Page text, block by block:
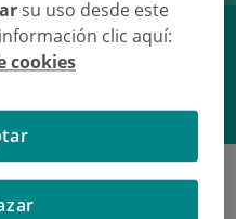
Twitter
su uso desde este
clic aquí:
cookies